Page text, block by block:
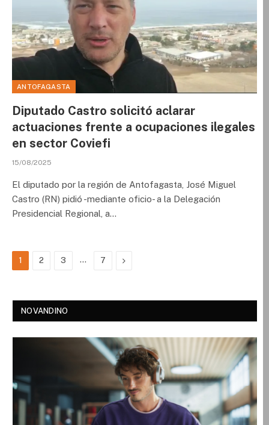
ANTOFAGASTA
Diputado Castro solicitó aclarar
actuaciones frente a ocupaciones ilegales
en sector Coviefi
15/08/2025
El diputado por la región de Antofagasta, José Miguel
Castro (RN) pidió -mediante oficio- a la Delegación
Presidencial Regional, a…
1 2 3 … 7 Next
NOVANDINO